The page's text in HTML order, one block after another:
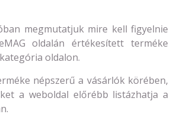
megmutatjuk mire kell figyelnie
oldalán értékesített terméke
oldalon.
népszerű a vásárlók körében,
a weboldal előrébb listázhatja a